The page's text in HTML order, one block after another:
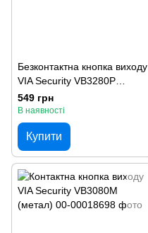
Безконтактна кнопка виходу
VIA Security VB3280P
(пластик)
549 грн
В наявності
Купити